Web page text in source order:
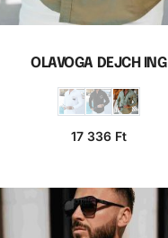
OLAVOGA DEJCH ING
17 336 Ft